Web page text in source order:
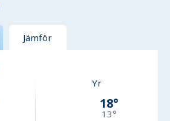
Jämför
Yr
18°
13°